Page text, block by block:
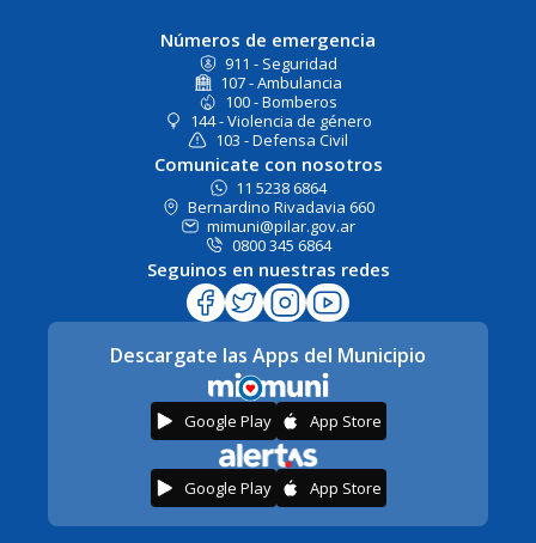
Números de emergencia
911 - Seguridad
107 - Ambulancia
100 - Bomberos
144 - Violencia de género
103 - Defensa Civil
Comunicate con nosotros
11 5238 6864
Bernardino Rivadavia 660
mimuni@pilar.gov.ar
0800 345 6864
Seguinos en nuestras redes
Descargate las Apps del Municipio
Google Play App Store
Google Play App Store